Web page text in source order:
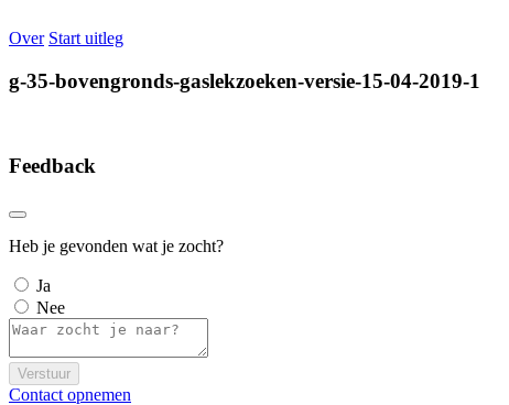
Over Start uitleg
g-35-bovengronds-gaslekzoeken-versie-15-04-2019-1
Feedback
Heb je gevonden wat je zocht?
Ja
Nee
Verstuur
Contact opnemen